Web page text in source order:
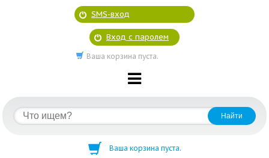
SMS-вход
Вход с паролем
Ваша корзина пуста.
Ваша корзина пуста.